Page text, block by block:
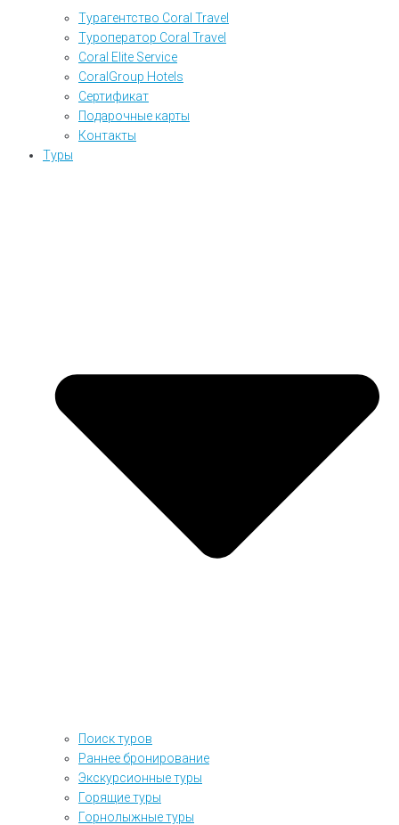
Турагентство Coral Travel
Туроператор Coral Travel
Coral Elite Service
CoralGroup Hotels
Сертификат
Подарочные карты
Контакты
Туры
Поиск туров
Раннее бронирование
Экскурсионные туры
Горящие туры
Горнолыжные туры